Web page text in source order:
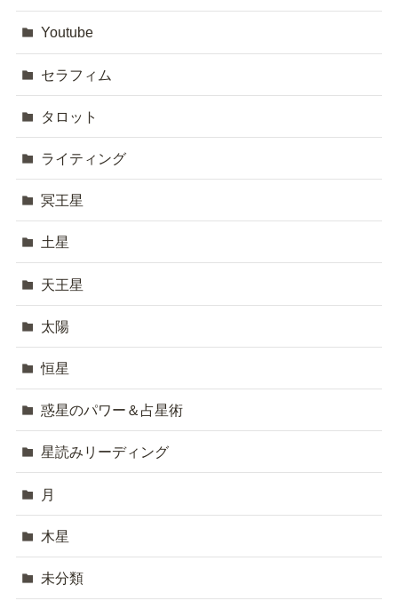
Youtube
セラフィム
タロット
ライティング
冥王星
土星
天王星
太陽
恒星
惑星のパワー＆占星術
星読みリーディング
月
木星
未分類